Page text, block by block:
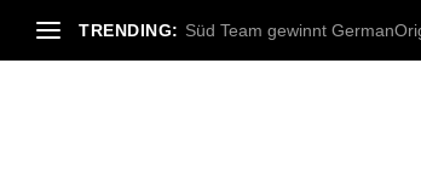
TRENDING: Süd Team gewinnt